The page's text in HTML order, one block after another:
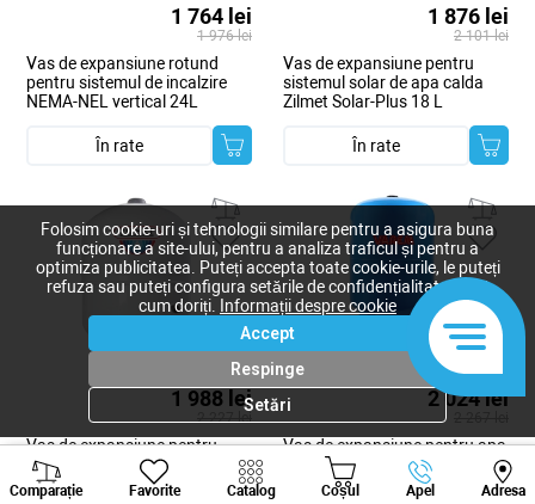
1 764 lei
1 976 lei
Vas de expansiune rotund
pentru sistemul de incalzire
NEMA-NEL vertical 24L
În rate
1 876 lei
2 101 lei
Vas de expansiune pentru
sistemul solar de apa calda
Zilmet Solar-Plus 18 L
În rate
1 988 lei
Vas de expansiune pentru
sistemul solar de apa calda
Zilmet Solar-Plus 25 L
2 024 lei
Vas de expansiune pentru apa
sanitara MAXIVAREM LS 60 L
Comparație Favorite Catalog Coșul Apel Adresa
Viber Whatsapp
Folosim cookie-uri și tehnologii similare pentru a asigura buna
funcționare a site-ului, pentru a analiza traficul și pentru a
optimiza publicitatea. Puteți accepta toate cookie-urile, le puteți
refuza sau puteți configura setările de confidențialitate după
cum doriți.
Informații despre cookie
Accept
Respinge
Setări